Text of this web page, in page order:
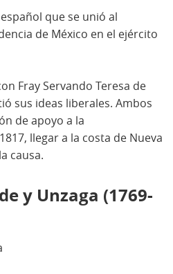
que se unió al
de México en el ejército
Fray Servando Teresa de
sus ideas liberales. Ambos
de apoyo a la
llegar a la costa de Nueva
causa.
y Unzaga (1769-